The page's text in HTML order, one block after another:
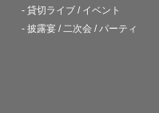
- 貸切ライブ / イベント
- 披露宴 / 二次会 / パーティ